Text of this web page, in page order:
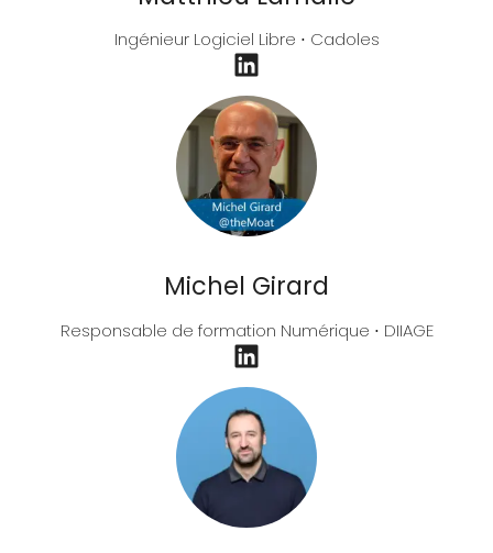
Ingénieur Logiciel Libre ⋅ Cadoles
Michel Girard
Responsable de formation Numérique ⋅ DIIAGE